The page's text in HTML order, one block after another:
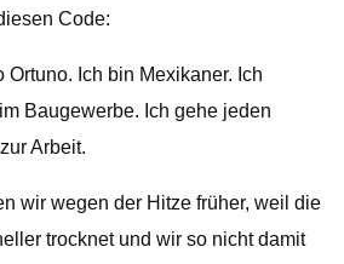
Code:
Ortuno. Ich bin Mexikaner. Ich
Baugewerbe. Ich gehe jeden
Arbeit.
wir wegen der Hitze früher, weil die
trocknet und wir so nicht damit